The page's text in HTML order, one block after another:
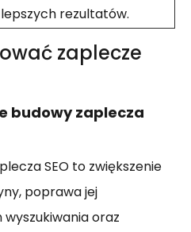
rezultatów.
zaplecze
budowy zaplecza
SEO to zwiększenie
poprawa jej
oraz